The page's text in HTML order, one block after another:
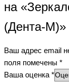
на
(Дента-М)»
Ваш адрес email
поля помечены *
Ваша оценка *